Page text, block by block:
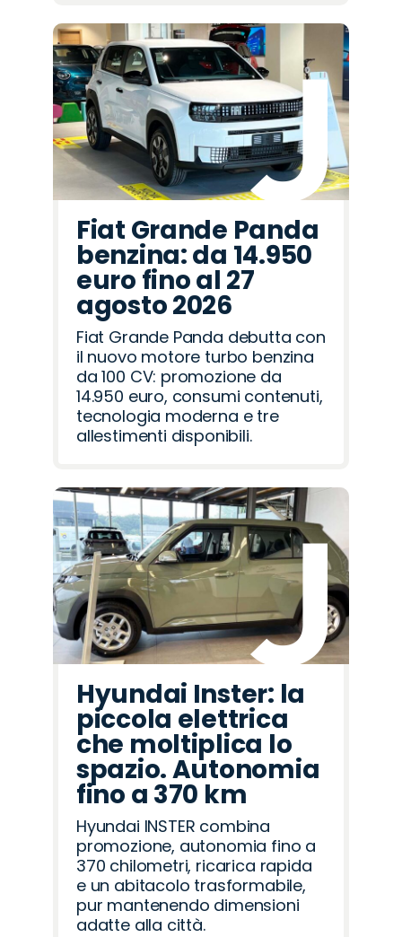
Fiat Grande Panda
benzina: da 14.950
euro fino al 27
agosto 2026
Fiat Grande Panda debutta con
il nuovo motore turbo benzina
da 100 CV: promozione da
14.950 euro, consumi contenuti,
tecnologia moderna e tre
allestimenti disponibili.
Hyundai Inster: la
piccola elettrica
che moltiplica lo
spazio. Autonomia
fino a 370 km
Hyundai INSTER combina
promozione, autonomia fino a
370 chilometri, ricarica rapida
e un abitacolo trasformabile,
pur mantenendo dimensioni
adatte alla città.